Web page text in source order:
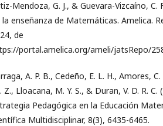
Mendoza, G. J., & Guevara-Vizcaíno, C.
la enseñanza de Matemáticas. Amelica.
de
portal.amelica.org/ameli/jatsRepo/
A. P. B., Cedeño, E. L. H., Amores,
Z., Lloacana, M. Y. S., & Duran, V. D. R.
Pedagógica en la Educación
Multidisciplinar, 8(3), 6435-6465.